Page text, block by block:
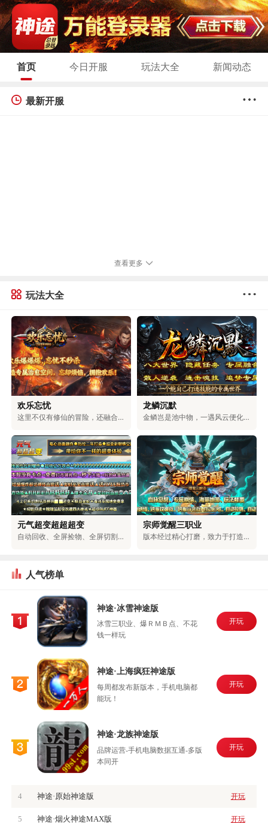
首页 今日开服 玩法大全 新闻动态
最新开服
查看更多
玩法大全
欢乐忘忧
这里不仅有修仙的冒险，还融合了浪漫的爱情、激烈的权谋和对无上大道的追求。在这里，可以和仙盟的伙伴们一起探索神秘的地方，和命中注定的道侣一起修炼。可以体验到用剑斩断天空的畅快，也能感受到和爱人相互陪伴的温暖。可以选择成为三界中最有权力的人，也可以和道侣一起自由自在地生活。你的仙侠人生，由你自己决定。
龙鳞沉默
金鳞岂是池中物，一遇风云便化龙！踏入龙族专属的世界，你将拥有龙牙的锋利，能刺穿一切罪恶；龙角的傲然，可蔑视一切敌人；龙爪的强劲，能撕破一切阻碍；龙眸的凝视，可看穿一切虚伪；龙血的燃烧，能燃尽一切黑暗；龙怒的嘶吼，可震碎一切魔障；龙鳞的威严，彰显着顺我者生、逆我者亡的绝对霸气！少年，拿起护龙之刃，守护龙之圣地，捍卫龙族荣耀，守护整片大陆！
元气超变超超超变
自动回收、全屏捡物、全屏切割、超大仓库统统免费送，无卡顿，百阶装备轻松爆，充值福利超丰厚。上百件专属神器、多元玩法，搭配独特机制与炫酷特效，无套路、无强制消费，耗时就能解锁全部内容。团队耗时二年精心打磨，大陆功能完善，邀你尽情体验。
宗师觉醒三职业
版本经过精心打磨，致力于打造物价稳定、玩法多元的生态服。游戏支持玩家自由交易，所有装备都由BOSS掉落，一切靠打，公平公正。同时，还具备自动回收、捡物、巡航等便捷功能，解放双手轻松升级。在保留经典玩法的基础上，新增了血脉觉醒、秘宝探索、装备觉醒等特色内容，兼具热血与便捷，重塑全新的冒险体验。
人气榜单
神途·冰雪神途版
冰雪三职业、爆ＲＭＢ点、不花
钱一样玩
开玩
神途·上海疯狂神途版
每周都发布新版本，手机电脑都
能玩！
开玩
神途·龙族神途版
品牌运营-手机电脑数据互通-多版
本同开
开玩
4 神途·原始神途版 开玩
5 神途·烟火神途MAX版 开玩